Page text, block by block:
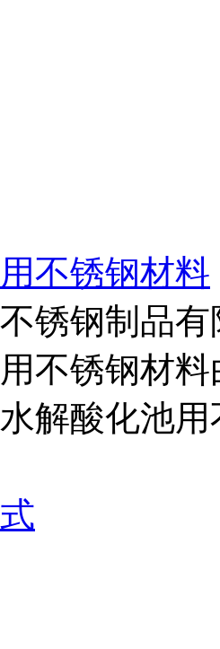
不锈钢材料
锈钢制品有
不锈钢材
解酸化池